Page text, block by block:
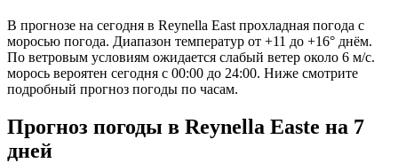
В прогнозе на сегодня в Reynella East прохладная погода с
моросью погода. Диапазон температур от +11 до +16° днём.
По ветровым условиям ожидается слабый ветер около 6 м/с.
морось вероятен сегодня с 00:00 до 24:00. Ниже смотрите
подробный прогноз погоды по часам.
Прогноз погоды в Reynella Eastе на 7
дней